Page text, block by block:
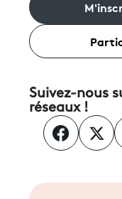
Suivez-nous
réseaux !